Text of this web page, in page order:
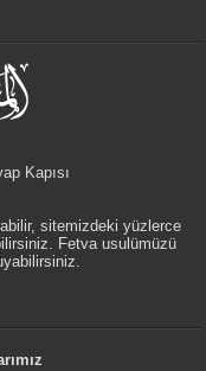
Kapısı
sitemizdeki yüzlerce
Fetva usulümüzü